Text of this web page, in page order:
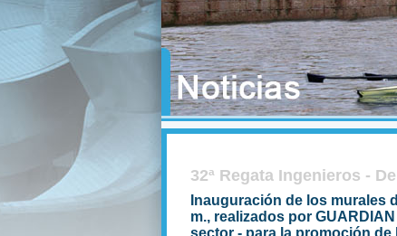
32ª Regata Ingenieros -
Inauguración de los murales
m., realizados por
sector - para la promoción de